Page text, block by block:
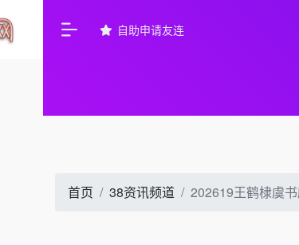
自助申请友连
首页 38资讯频道 202619王鹤棣虞